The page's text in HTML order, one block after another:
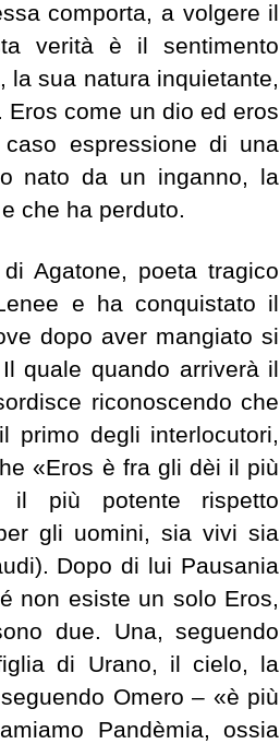
comporta, a volgere il
verità è il sentimento
la sua natura inquietante,
come un dio ed eros
espressione di una
nato da un inganno, la
che ha perduto.
Agatone, poeta tragico
e ha conquistato il
dopo aver mangiato si
quale quando arriverà il
riconoscendo che
degli interlocutori,
«Eros è fra gli dèi il più
più potente rispetto
gli uomini, sia vivi sia
Dopo di lui Pausania
non esiste un solo Eros,
due. Una, seguendo
di Urano, il cielo, la
Omero – «è più
Pandèmia, ossia